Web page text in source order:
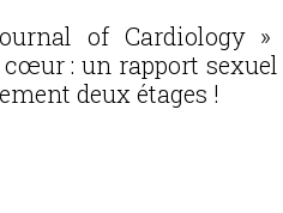
of Cardiology
: un rapport
deux étages !